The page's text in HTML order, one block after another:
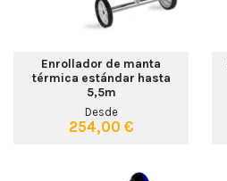
Enrollador de manta
térmica estándar hasta
5,5m
Desde
254,00 €